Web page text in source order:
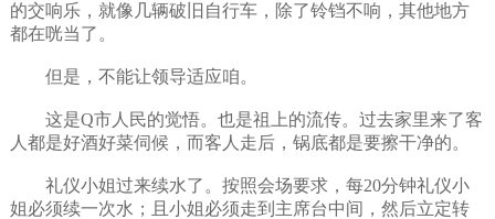
的交响乐，就像几辆破旧自行车，除了铃铛不响，其他地方
都在咣当了。
但是，不能让领导适应咱。
这是Q市人民的觉悟。也是祖上的流传。过去家里来了客
人都是好酒好菜伺候，而客人走后，锅底都是要擦干净的。
礼仪小姐过来续水了。按照会场要求，每20分钟礼仪小
姐必须续一次水；且小姐必须走到主席台中间，然后立定转